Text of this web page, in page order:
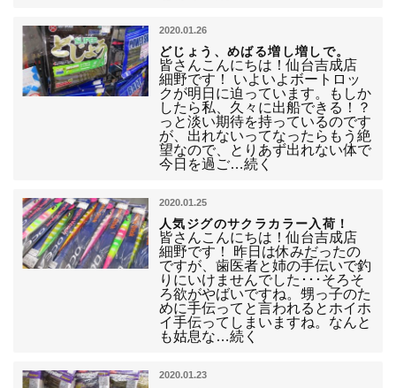
2020.01.26
どじょう、めばる増し増しで。
皆さんこんにちは！仙台吉成店
細野です！ いよいよボートロッ
クが明日に迫っています。もしか
したら私、久々に出船できる！？
っと淡い期待を持っているのです
が、出れないってなったらもう絶
望なので、とりあず出れない体で
今日を過ご…続く
2020.01.25
人気ジグのサクラカラー入荷！
皆さんこんにちは！仙台吉成店
細野です！ 昨日は休みだったの
ですが、歯医者と姉の手伝いで釣
りにいけませんでした･･･そろそ
ろ欲がやばいですね。甥っ子のた
めに手伝ってと言われるとホイホ
イ手伝ってしまいますね。なんと
も姑息な…続く
2020.01.23